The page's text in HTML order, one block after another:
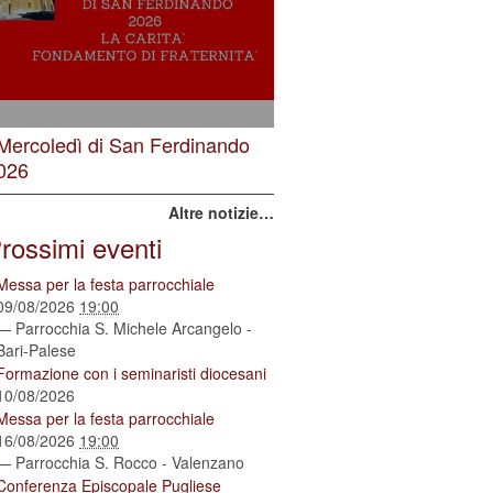
di San Ferdinando
Altre notizie…
eventi
per la festa parrocchiale
08/2026 19:00
Parrocchia S. Michele Arcangelo -
Palese
con i seminaristi diocesani
08/2026
per la festa parrocchiale
08/2026 19:00
Parrocchia S. Rocco - Valenzano
Episcopale Pugliese